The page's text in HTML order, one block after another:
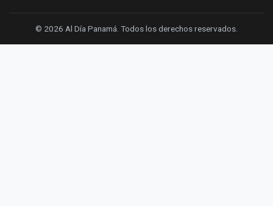
© 2026 Al Día Panamá. Todos los derechos reservados.